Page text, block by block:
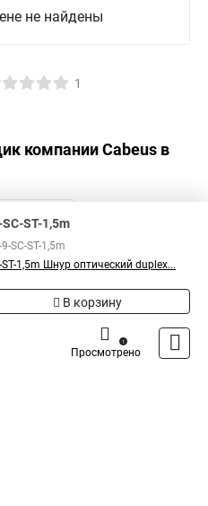
не найдены
1
компанииCabeus в
ST-1,5m
SC-ST-1,5m
ST-1,5m Шнур оптический duplex...
В корзину
Просмотрено
1